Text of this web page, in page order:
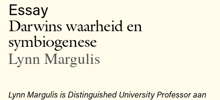
Essay
Darwins waarheid en
symbiogenese
Lynn Margulis
Lynn Margulis is Distinguished University Professor aan